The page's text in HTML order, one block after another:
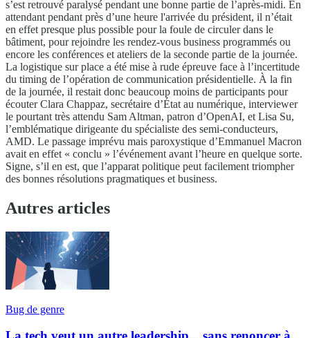
s’est retrouvé paralysé pendant une bonne partie de l’après-midi. En
attendant pendant près d’une heure l'arrivée du président, il n’était
en effet presque plus possible pour la foule de circuler dans le
bâtiment, pour rejoindre les rendez-vous business programmés ou
encore les conférences et ateliers de la seconde partie de la journée.
La logistique sur place a été mise à rude épreuve face à l’incertitude
du timing de l’opération de communication présidentielle. À la fin
de la journée, il restait donc beaucoup moins de participants pour
écouter Clara Chappaz, secrétaire d’État au numérique, interviewer
le pourtant très attendu Sam Altman, patron d’OpenAI, et Lisa Su,
l’emblématique dirigeante du spécialiste des semi-conducteurs,
AMD. Le passage imprévu mais paroxystique d’Emmanuel Macron
avait en effet « conclu » l’événement avant l’heure en quelque sorte.
Signe, s’il en est, que l’apparat politique peut facilement triompher
des bonnes résolutions pragmatiques et business.
Autres articles
Bug de genre